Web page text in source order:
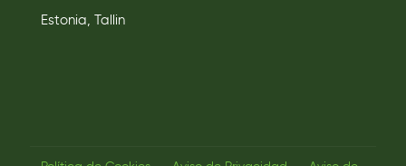
Estonia, Tallin